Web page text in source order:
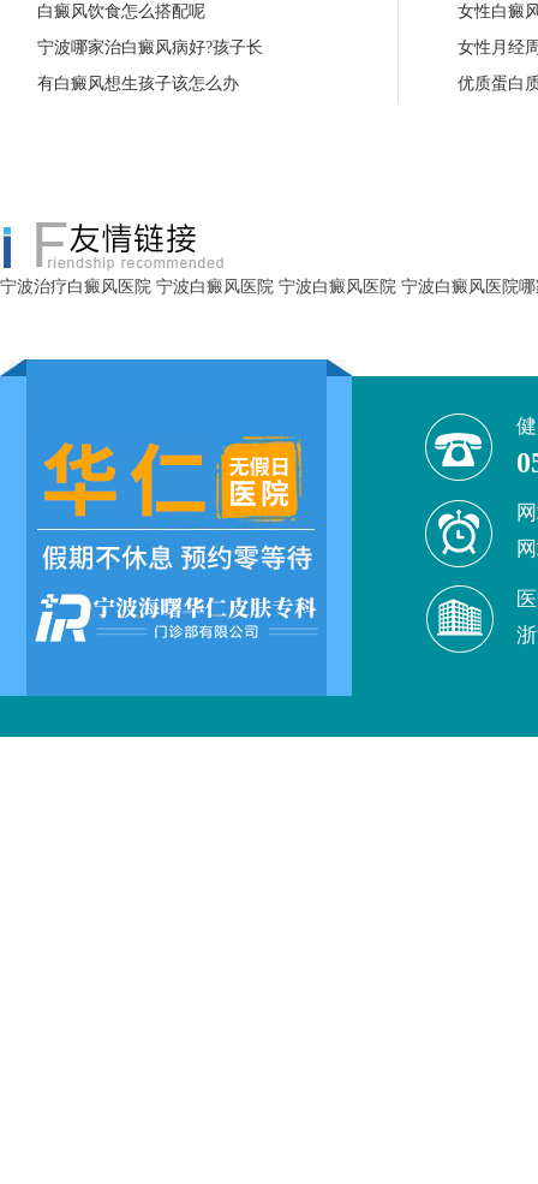
白癜风饮食怎么搭配呢
宁波哪家治白癜风病好?孩子长
有白癜风想生孩子该怎么办
女性白癜
女性月经
优质蛋白
宁波治疗白癜风医院 宁波白癜风医院 宁波白癜风医院 宁波白癜风医院